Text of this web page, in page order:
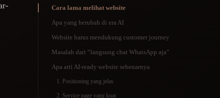
Cara lama melihat website
Apa yang berubah di era AI
Website harus mendukung customer journey
Masalah dari “langsung chat WhatsApp aja”
Apa arti AI-ready website sebenarnya
1. Positioning yang jelas
2. Service page yang kuat